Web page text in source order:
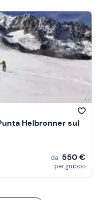
Helbronner sul
da 550 €
per gruppo